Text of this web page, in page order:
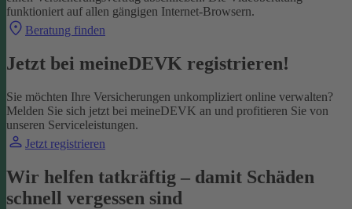
funktioniert auf allen gängigen Internet-Browsern.
Beratung finden
Jetzt bei meineDEVK registrieren!
Sie möchten Ihre Versicherungen unkompliziert online verwalten?
Melden Sie sich jetzt bei meineDEVK an und profitieren Sie von
unseren Serviceleistungen.
Jetzt registrieren
Wir helfen tatkräftig – damit Schäden
schnell vergessen sind